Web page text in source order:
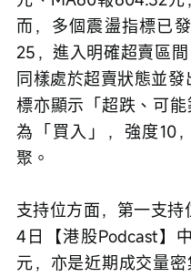
而，多個震盪指標已
25，進入明確超賣區
同樣處於超賣狀態並
標亦顯示「超跌、可
為「買入」，強度10
聚。
支持位方面，第一支
4日【港股Podcast】
元，亦是近期成交量